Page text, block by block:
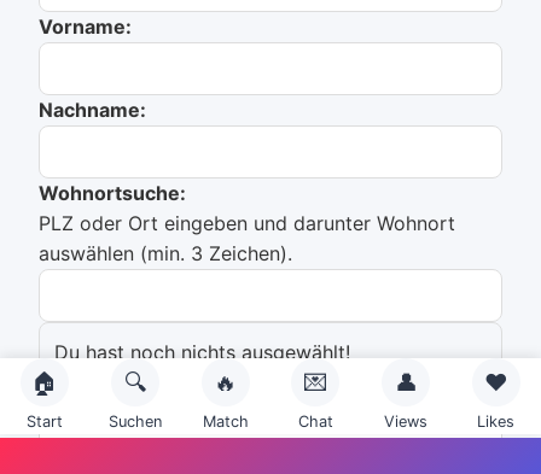
Vorname:
Nachname:
Wohnortsuche:
PLZ oder Ort eingeben und darunter Wohnort
auswählen (min. 3 Zeichen).
Du hast noch nichts ausgewählt!
Emailadresse:
🏠
Start
🔍
Suchen
🔥
Match
💌
Chat
👤
Views
❤️
Likes